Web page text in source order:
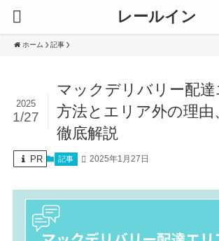
レールイン
ホーム 記事
マックデリバリー配
方法とエリア外の理由
徹底解説
2025
1/27
PR 記事 2025年1月27日